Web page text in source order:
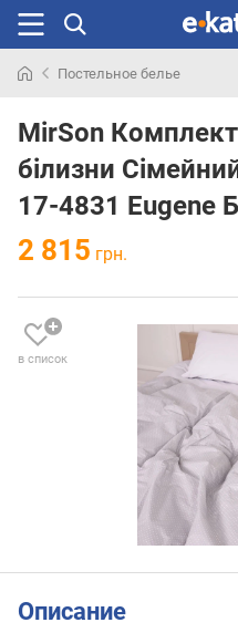
раньше
Постельное белье
MirSon Комплект
білизни
17-4831 Eugene
2 815 грн.
в список
Описание